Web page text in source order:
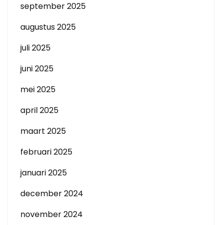
september 2025
augustus 2025
juli 2025
juni 2025
mei 2025
april 2025
maart 2025
februari 2025
januari 2025
december 2024
november 2024